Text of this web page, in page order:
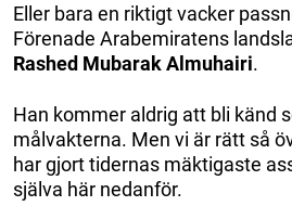
Eller bara en riktigt vacker
Förenade Arabemiratens
Rashed Mubarak Almuhairi.
Han kommer aldrig att bli känd
målvakterna. Men vi är rätt så
har gjort tidernas mäktigaste
själva här nedanför.